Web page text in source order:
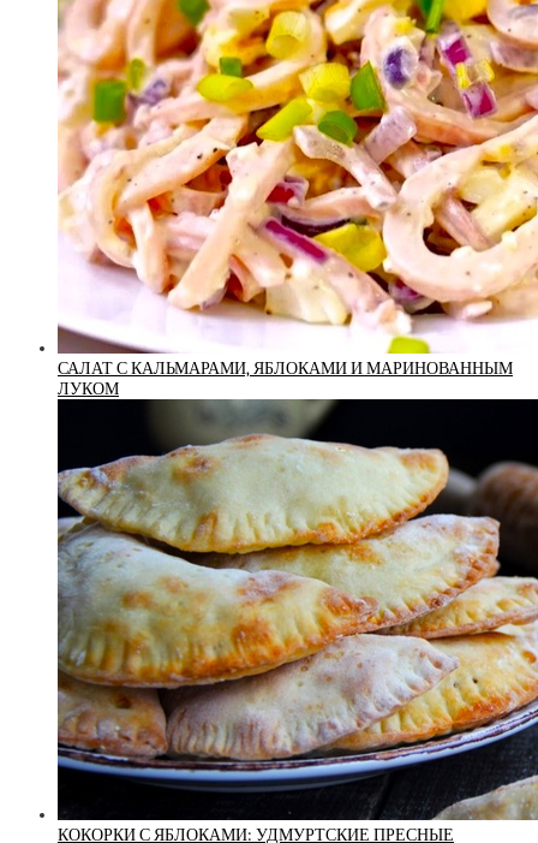
САЛАТ С КАЛЬМАРАМИ, ЯБЛОКАМИ И МАРИНОВАННЫМ
ЛУКОМ
КОКОРКИ С ЯБЛОКАМИ: УДМУРТСКИЕ ПРЕСНЫЕ